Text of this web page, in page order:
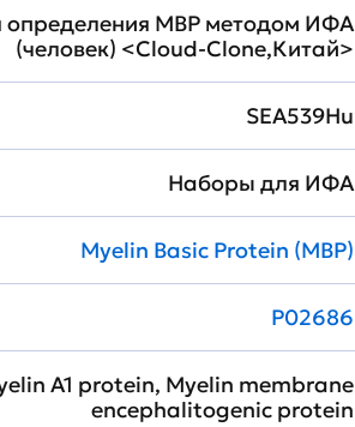
определения MBP методом ИФА
(человек) <Cloud-Clone,Китай>
SEA539Hu
Наборы для ИФА
Myelin Basic Protein (MBP)
P02686
A1 protein, Myelin membrane
encephalitogenic protein